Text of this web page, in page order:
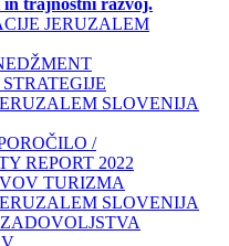
in trajnostni razvoj.
JERUZALEM
SLOVENIJA
/
REPORT 2022
TURIZMA
SLOVENIJA